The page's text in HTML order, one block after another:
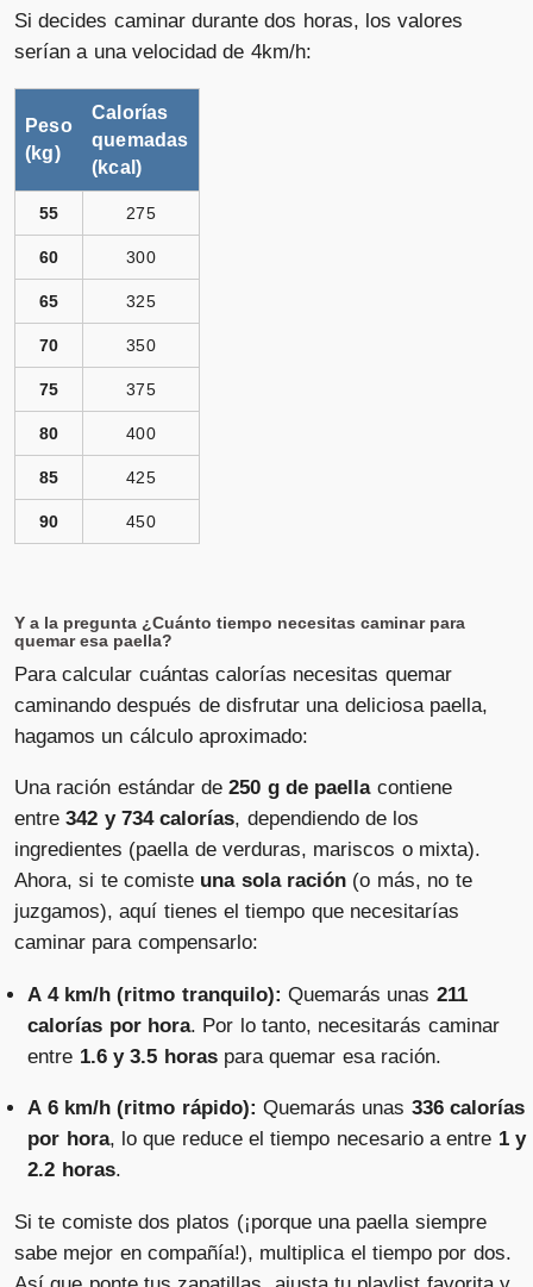
Si decides caminar durante dos horas, los valores
serían a una velocidad de 4km/h:
Peso
(kg)
Calorías
quemadas
(kcal)
55 275
60 300
65 325
70 350
75 375
80 400
85 425
90 450
Y a la pregunta ¿Cuánto tiempo necesitas caminar para
quemar esa paella?
Para calcular cuántas calorías necesitas quemar
caminando después de disfrutar una deliciosa paella,
hagamos un cálculo aproximado:
Una ración estándar de250 g de paellacontiene
entre342 y 734 calorías, dependiendo de los
ingredientes (paella de verduras, mariscos o mixta).
Ahora, si te comiste una sola ración (o más, no te
juzgamos), aquí tienes el tiempo que necesitarías
caminar para compensarlo:
A 4 km/h (ritmo tranquilo): Quemarás unas 211
calorías por hora. Por lo tanto, necesitarás caminar
entre 1.6 y 3.5 horaspara quemar esa ración.
A 6 km/h (ritmo rápido): Quemarás unas 336 calorías
por hora, lo que reduce el tiempo necesario a entre 1 y
2.2 horas.
Si te comiste dos platos (¡porque una paella siempre
sabe mejor en compañía!), multiplica el tiempo por dos.